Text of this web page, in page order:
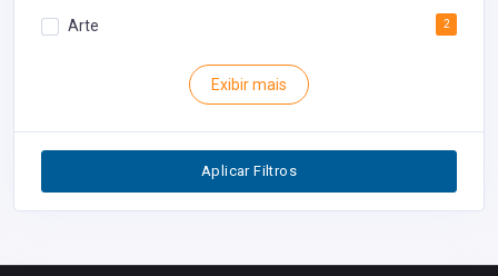
Arte 2
Exibir mais
Aplicar Filtros